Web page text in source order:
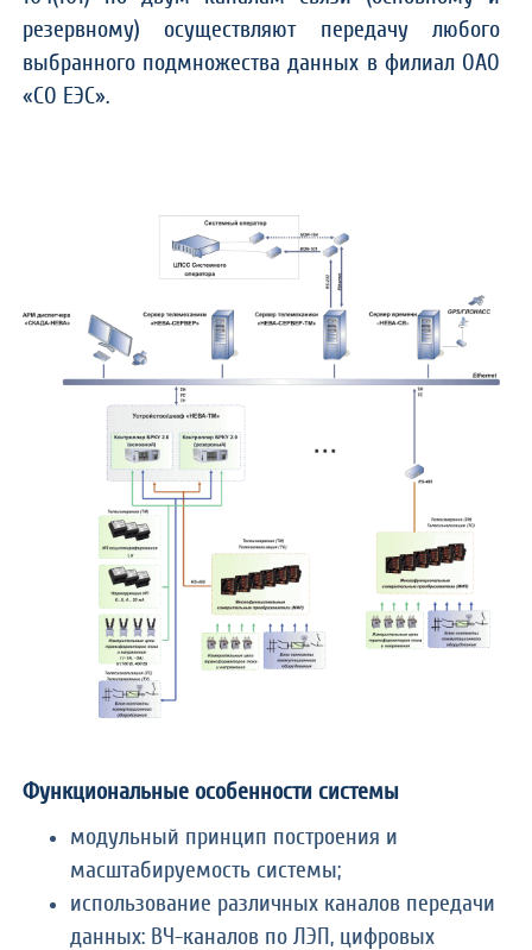
резервному) осуществляют передачу любого
выбранного подмножества данных в филиал ОАО
«СО ЕЭС».
Функциональные особенности системы
модульный принцип построения и
масштабируемость системы;
использование различных каналов передачи
данных: ВЧ-каналов по ЛЭП, цифровых